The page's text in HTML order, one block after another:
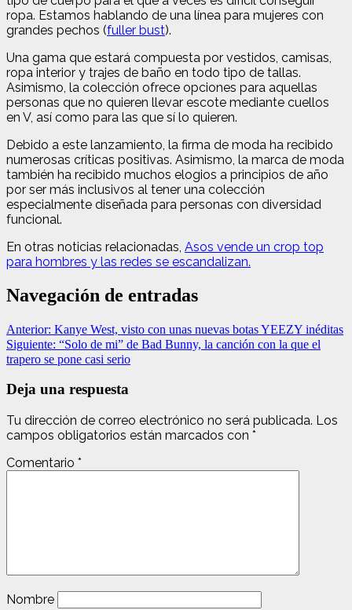
ropa. Estamos hablando de una línea para mujeres con
grandes pechos (fuller bust).
Una gama que estará compuesta por vestidos, camisas,
ropa interior y trajes de baño en todo tipo de tallas.
Asimismo, la colección ofrece opciones para aquellas
personas que no quieren llevar escote mediante cuellos
en V, así como para las que sí lo quieren.
Debido a este lanzamiento, la firma de moda ha recibido
numerosas críticas positivas. Asimismo, la marca de moda
también ha recibido muchos elogios a principios de año
por ser más inclusivos al tener una colección
especialmente diseñada para personas con diversidad
funcional.
En otras noticias relacionadas, Asos vende un crop top
para hombres y las redes se escandalizan.
Navegación de entradas
Anterior: Kanye West, visto con unas nuevas botas YEEZY inéditas
Siguiente: “Solo de mi” de Bad Bunny, la canción con la que el
trapero se pone casi serio
Deja una respuesta
Tu dirección de correo electrónico no será publicada. Los
campos obligatorios están marcados con *
Comentario *
Nombre